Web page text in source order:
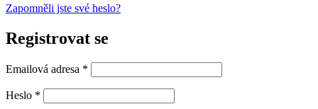
Zapomněli jste své heslo?
Registrovat se
Emailová adresa *
Heslo *